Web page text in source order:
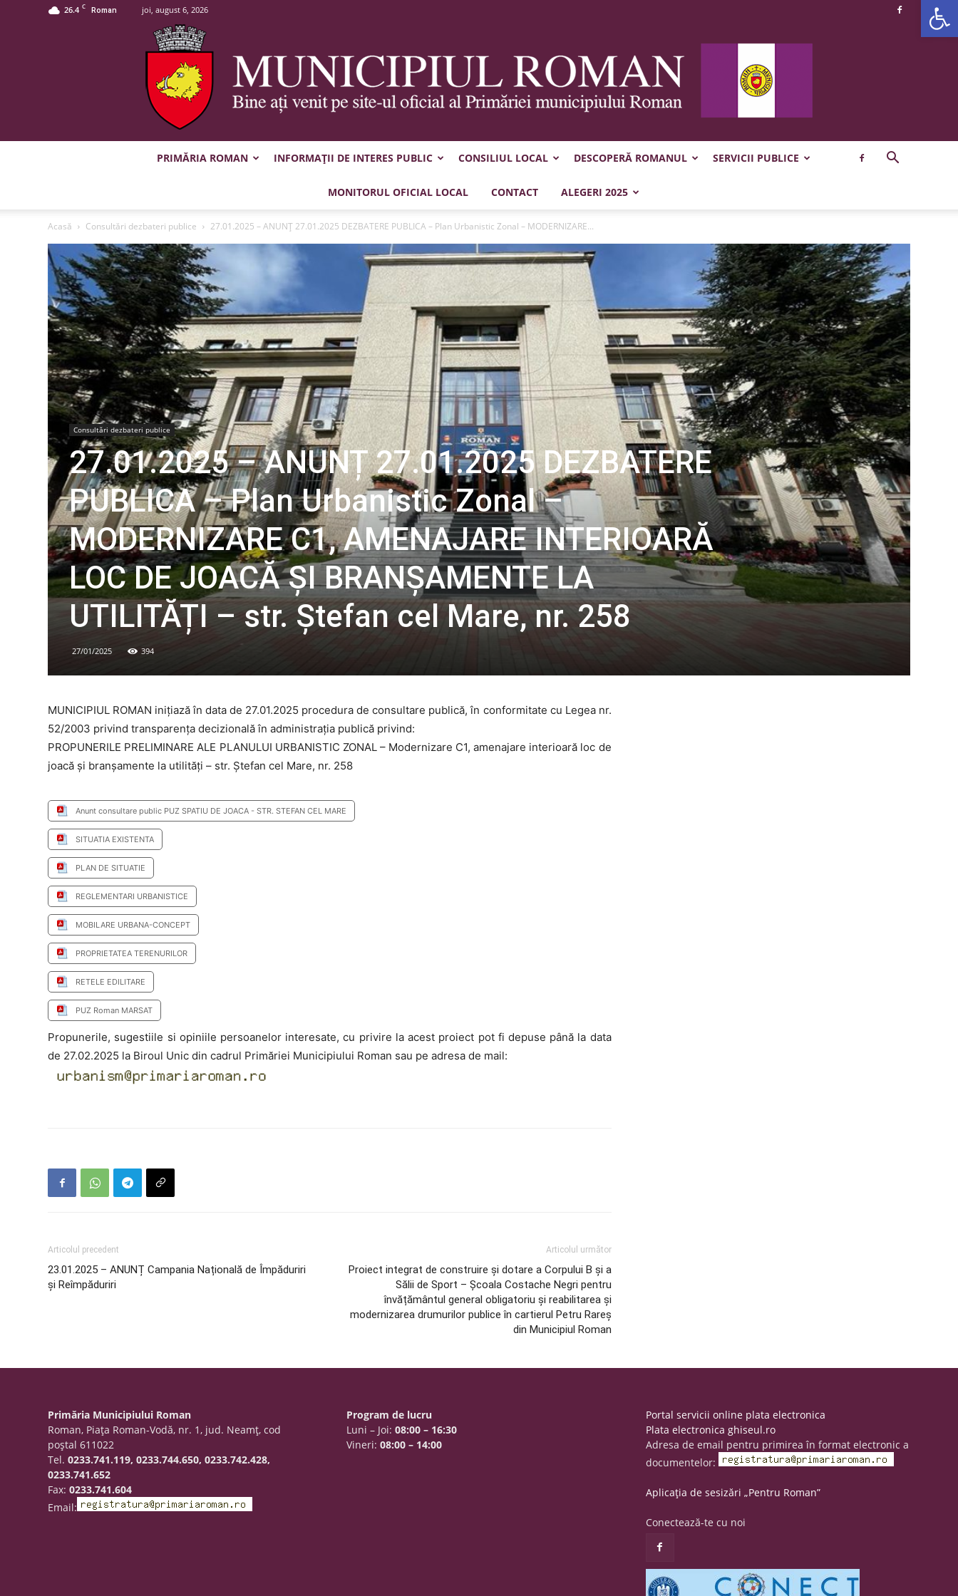
26.4 C Roman joi, august 6, 2026
Municipiul
Roman
PRIMĂRIA ROMAN INFORMAȚII DE INTERES PUBLIC CONSILIUL LOCAL DESCOPERĂ ROMANUL SERVICII PUBLICE
MONITORUL OFICIAL LOCAL CONTACT ALEGERI 2025
Acasă Consultări dezbateri publice 27.01.2025 – ANUNȚ 27.01.2025 DEZBATERE PUBLICA – Plan Urbanistic Zonal – MODERNIZARE...
Consultări dezbateri publice
27.01.2025 – ANUNȚ 27.01.2025 DEZBATERE
PUBLICA – Plan Urbanistic Zonal –
MODERNIZARE C1, AMENAJARE INTERIOARĂ
LOC DE JOACĂ ȘI BRANȘAMENTE LA
UTILITĂȚI – str. Ștefan cel Mare, nr. 258
27/01/2025 394
MUNICIPIUL ROMAN inițiază în data de 27.01.2025 procedura de consultare publică, în conformitate cu Legea nr.
52/2003 privind transparența decizională în administrația publică privind:
PROPUNERILE PRELIMINARE ALE PLANULUI URBANISTIC ZONAL – Modernizare C1, amenajare interioară loc de
joacă și branșamente la utilități – str. Ștefan cel Mare, nr. 258
Anunt consultare public PUZ SPATIU DE JOACA - STR. STEFAN CEL MARE
SITUATIA EXISTENTA
PLAN DE SITUATIE
REGLEMENTARI URBANISTICE
MOBILARE URBANA-CONCEPT
PROPRIETATEA TERENURILOR
RETELE EDILITARE
PUZ Roman MARSAT
Propunerile, sugestiile si opiniile persoanelor interesate, cu privire la acest proiect pot fi depuse până la data
de 27.02.2025 la Biroul Unic din cadrul Primăriei Municipiului Roman sau pe adresa de mail:
Articolul precedent
23.01.2025 – ANUNȚ Campania Națională de Împăduriri
și Reîmpăduriri
Articolul următor
Proiect integrat de construire şi dotare a Corpului B şi a
Sălii de Sport – Şcoala Costache Negri pentru
învățământul general obligatoriu şi reabilitarea şi
modernizarea drumurilor publice în cartierul Petru Rareş
din Municipiul Roman
Primăria Municipiului Roman
Roman, Piaţa Roman-Vodă, nr. 1, jud. Neamţ, cod
poştal 611022
Tel.0233.741.119, 0233.744.650, 0233.742.428,
0233.741.652
Fax:0233.741.604
Email:
Program de lucru
Luni – Joi:08:00 – 16:30
Vineri:08:00 – 14:00
Portal servicii online plata electronica
Plata electronica ghiseul.ro
Adresa de email pentru primirea în format electronic a
documentelor:
Aplicația de sesizări „Pentru Roman”
Conectează-te cu noi